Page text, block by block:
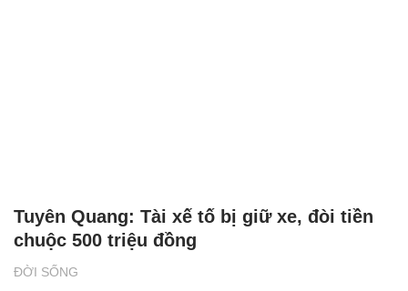
ĐỜI SỐNG
Tuyên Quang: Tài xế tố bị giữ xe, đòi tiền
chuộc 500 triệu đồng